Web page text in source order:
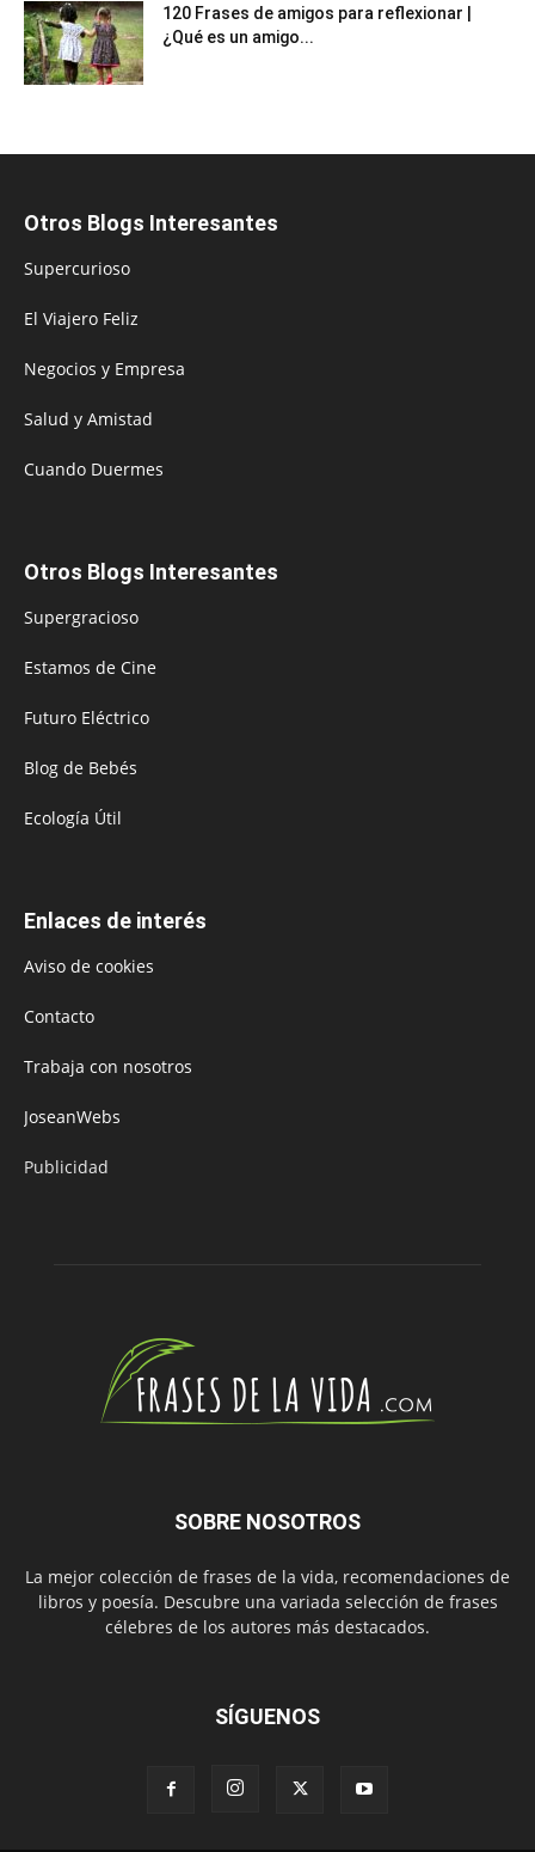
120 Frases de amigos para reflexionar |
¿Qué es un amigo...
Otros Blogs Interesantes
Supercurioso
El Viajero Feliz
Negocios y Empresa
Salud y Amistad
Cuando Duermes
Otros Blogs Interesantes
Supergracioso
Estamos de Cine
Futuro Eléctrico
Blog de Bebés
Ecología Útil
Enlaces de interés
Aviso de cookies
Contacto
Trabaja con nosotros
JoseanWebs
Publicidad
SOBRE NOSOTROS
La mejor colección de frases de la vida, recomendaciones de
libros y poesía. Descubre una variada selección de frases
célebres de los autores más destacados.
SÍGUENOS